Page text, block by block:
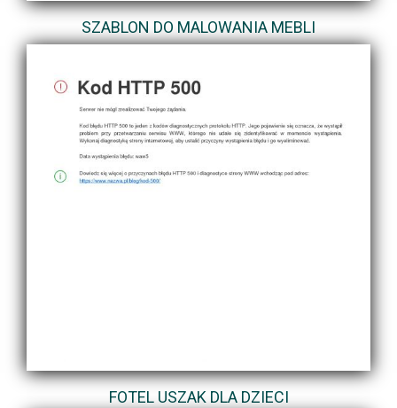
SZABLON DO MALOWANIA MEBLI
FOTEL USZAK DLA DZIECI